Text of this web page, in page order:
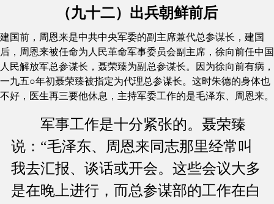
（九十二）出兵朝鲜前后
建国前，周恩来是中共中央军委的副主席兼代总参谋长，建国
后，周恩来被任命为人民革命军事委员会副主席，徐向前任中国
人民解放军总参谋长，聂荣臻为副总参谋长。因为徐向前有病，
一九五○年初聂荣臻被指定为代理总参谋长。这时朱德的身体也
不好，医生再三要他休息，主持军委工作的是毛泽东、周恩来。
军事工作是十分紧张的。聂荣臻
说：“毛泽东、周恩来同志那里经常叫
我去汇报、谈话或开会。这些会议大多
是在晚上进行，而总参谋部的工作在白